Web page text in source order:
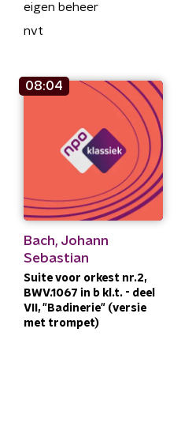
eigen beheer
nvt
08:04
Bach, Johann
Sebastian
Suite voor orkest nr.2,
BWV.1067 in b kl.t. - deel
VII, "Badinerie" (versie
met trompet)